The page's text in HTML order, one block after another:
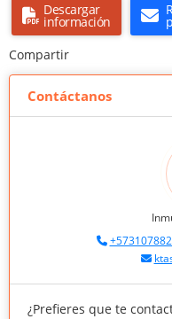
Descargar
información
Compartir
Contáctanos
¿Prefieres que te